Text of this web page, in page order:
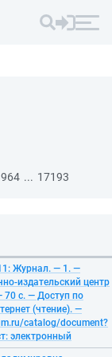
964 ... 17193
Журнал. — 1. —
издательский центр
с. — Доступ по
(чтение). —
catalog/document?
электронный